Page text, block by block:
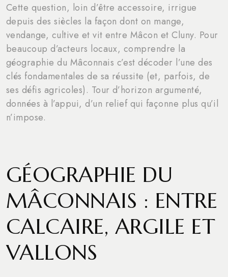
Cette question, loin d’être accessoire, irrigue
depuis des siècles la façon dont on mange,
vendange, cultive et vit entre Mâcon et Cluny. Pour
beaucoup d’acteurs locaux, comprendre la
géographie du Mâconnais c’est décoder l’une des
clés fondamentales de sa réussite (et, parfois, de
ses défis agricoles). Tour d’horizon argumenté,
données à l’appui, d’un relief qui façonne plus qu’il
n’impose.
GÉOGRAPHIE DU
MÂCONNAIS : ENTRE
CALCAIRE, ARGILE ET
VALLONS